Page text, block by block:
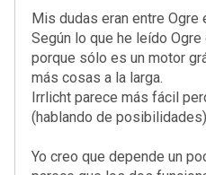
Mis dudas eran entre Ogre
Según lo que he leído
porque sólo es un motor
más cosas a la larga.
Irrlicht parece más fácil
(hablando de
Yo creo que depende un